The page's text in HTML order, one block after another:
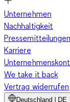
nächsten Tag
Bewegungsfreiheit
möchten im Winter
Schnee toben. Ein
durch seine
Materialien
fest miteinander
die Kleidung bleibt
Unternehmen
Nachhaltigkeit
Pressemitteilungen
Karriere
We take it back
Vertrag widerrufen
Deutschland | DE